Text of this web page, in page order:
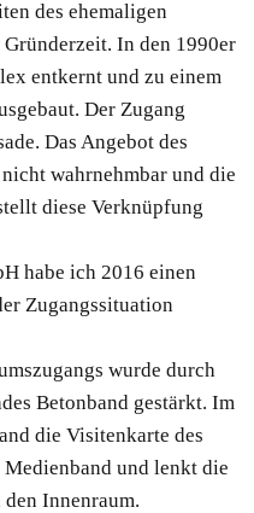
des ehemaligen
Gründerzeit. In den 1990er
entkernt und zu einem
Der Zugang
Das Angebot des
wahrnehmbar und die
diese Verknüpfung
habe ich 2016 einen
Zugangssituation
wurde durch
Betonband gestärkt. Im
die Visitenkarte des
und lenkt die
Innenraum.